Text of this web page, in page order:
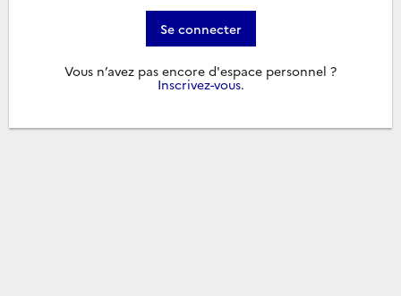
Se connecter
Vous n’avez pas encore d'espace personnel ?
Inscrivez-vous.